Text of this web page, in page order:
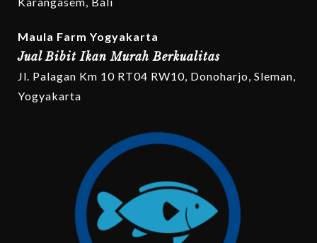
Maula Farm Yogyakarta
Jual Bibit Ikan Murah Berkualitas
Jl. Palagan Km 10 RT04 RW10, Donoharjo, Sleman,
Yogyakarta